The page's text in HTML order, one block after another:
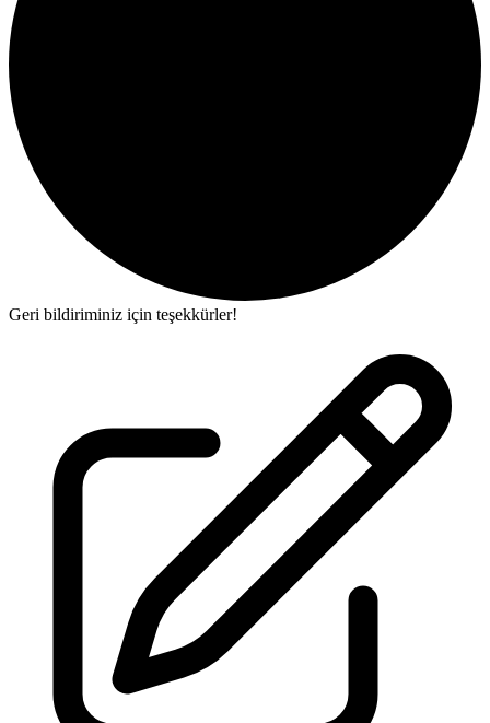
Geri bildiriminiz için teşekkürler!